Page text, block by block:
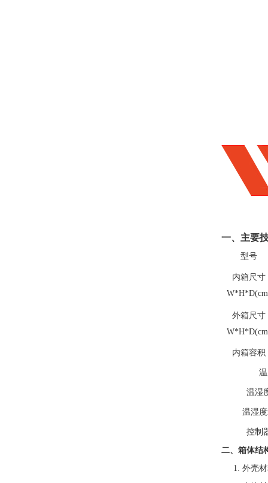
一、 主要
型号
内箱尺寸
外箱尺寸
内箱容积
温湿
温湿
控制
二、箱体结
1. 外壳材